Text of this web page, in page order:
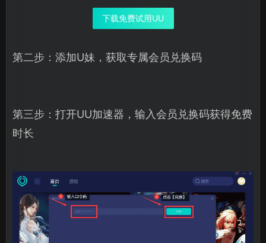
下载免费试用UU
第二步：添加U妹，获取专属会员兑换码
第三步：打开UU加速器，输入会员兑换码获得免费
时长